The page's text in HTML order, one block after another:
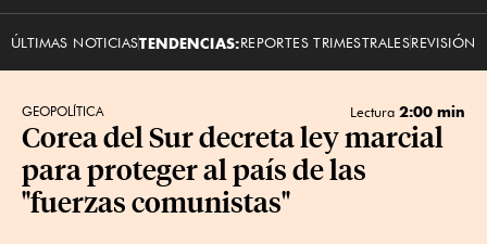
ÚLTIMAS NOTICIASTENDENCIAS:REPORTES TRIMESTRALESREVISIÓN
GEOPOLÍTICA Lectura 2:00 min
Corea del Sur decreta ley marcial
para proteger al país de las
"fuerzas comunistas"